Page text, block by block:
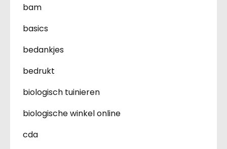
bam
basics
bedankjes
bedrukt
biologisch tuinieren
biologische winkel online
cda